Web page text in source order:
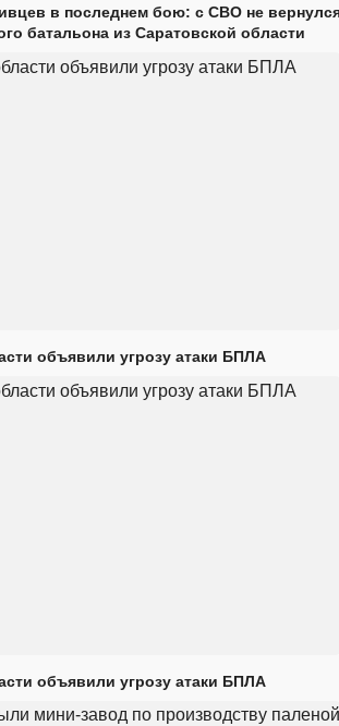
в последнем бою: с СВО не
батальона из Саратовской области
объявили угрозу атаки БПЛА
объявили угрозу атаки БПЛА